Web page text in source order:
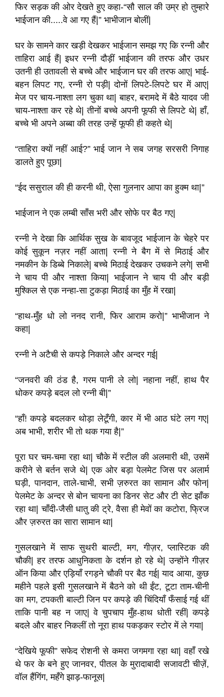
फिर सड़क की ओर देखते हुए कहा-“सौ साल की उम्र हो तुम्हारे
भाईजान की.....वे आ गए हैं|” भाभीजान बोलीं|
घर के सामने कार खड़ी देखकर भाईजान समझ गए कि रन्नी और
ताहिरा आई हैं| इधर रन्नी दौड़ीं भाईजान की तरफ और उधर
उतनी ही उतावली से बच्चे और भाईजान घर की तरफ आए| भाई-
बहन लिपट गए, रन्नी रो पड़ी| दोनों लिपटे-लिपटे घर में आए|
मेज पर चाय-नाश्ता लग चुका था| बाहर, बरामदे में बैठे यादव जी
चाय-नाश्ता कर रहे थे| तीनों बच्चे अपनी फूफी से लिपटे थे| हाँ,
बच्चे भी अपने अब्बा की तरह उन्हें फूफी ही कहते थे|
“ताहिरा क्यों नहीं आई?” भाई जान ने सब जगह सरसरी निगाह
डालते हुए पूछा|
“ईद ससुराल की ही करनी थी, ऐसा गुलनार आपा का हुक्म था|”
भाईजान ने एक लम्बी साँस भरी और सोफे पर बैठ गए|
रन्नी ने देखा कि आर्थिक सुख के बावजूद भाईजान के चेहरे पर
कोई सुकून नज़र नहीं आता| रन्नी ने बैग में से मिठाई और
नमकीन के डिब्बे निकाले| बच्चे मिठाई देखकर उचकने लगे| सभी
ने चाय पी और नाश्ता किया| भाईजान ने चाय पी और बड़ी
मुश्किल से एक नन्हा-सा टुकड़ा मिठाई का मुँह में रखा|
“हाथ-मुँह धो लो ननद रानी, फिर आराम करो|” भाभीजान ने
कहा|
रन्नी ने अटैची से कपड़े निकाले और अन्दर गई|
“जनवरी की ठंड है, गरम पानी ले लो| नहाना नहीं, हाथ पैर
धोकर कपड़े बदल लो रन्नी बी|”
“हाँ! कपड़े बदलकर थोड़ा लेटूँगी, कार में भी आठ घंटे लग गए|
अब भाभी, शरीर भी तो थक गया है|”
पूरा घर चम-चमा रहा था| चौके में स्टील की अलमारी थी, उसमें
करीने से बर्तन सजे थे| एक ओर बड़ा पेलमेट जिस पर अलार्म
घड़ी, पानदान, ताले-चाभी, सभी ज़रुरत का सामान और फोन|
पेलमेट के अन्दर से बोन चायना का डिनर सेट और टी सेट झाँक
रहा था| चाँदी-जैसी धातु की ट्रे, वैसा ही मेवों का कटोरा, फ्रिज
और ज़रुरत का सारा सामान था|
गुसलखाने में साफ सुथरी बाल्टी, मग, गीज़र, प्लास्टिक की
चौकी| हर तरफ आधुनिकता के दर्शन हो रहे थे| उन्होंने गीज़र
ऑन किया और एड़ियाँ रगड़ने चौकी पर बैठ गई| याद आया, कुछ
महीने पहले इसी गुसलखाने में बैठने को थी ईंट, टूटा ताम-चीनी
का मग, टपकती बाल्टी जिन पर कपड़े की चिंदियाँ फँसाई गई थीं
ताकि पानी बह न जाए| वे चुपचाप मुँह-हाथ धोती रहीं| कपड़े
बदले और बाहर निकलीं तो नूरा हाथ पकड़कर स्टोर में ले गया|
“देखिये फूफी” सफेद रोशनी से कमरा जगमगा रहा था| वहाँ रखे
थे फर के बने हुए जानवर, पीतल के मुरादाबादी सजावटी चीज़ें,
वॉल हैंगिंग, महँगे झाड़-फानूस|